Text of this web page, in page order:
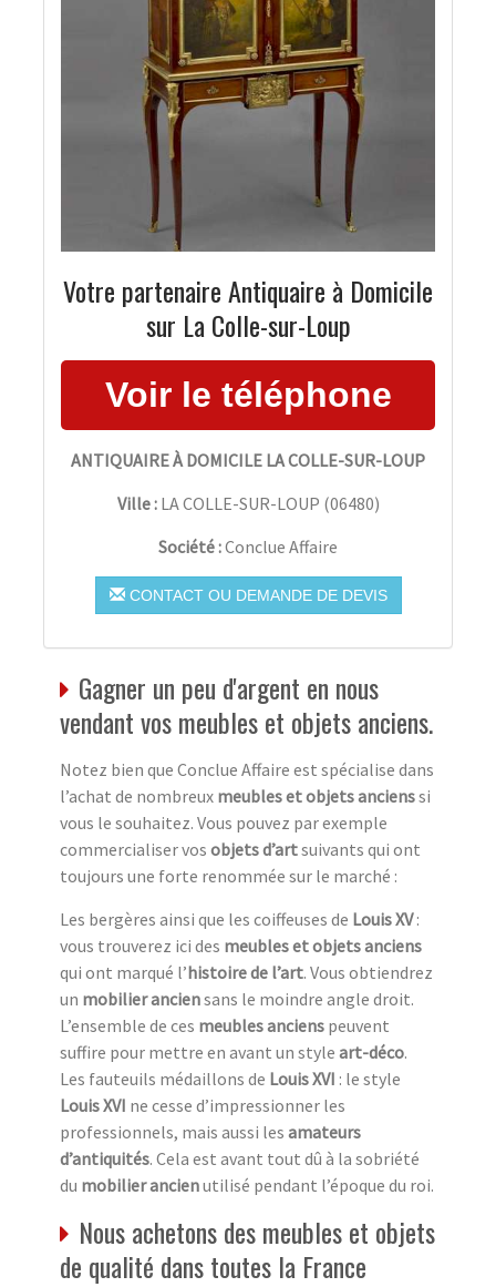
Votre partenaire Antiquaire à Domicile
sur La Colle-sur-Loup
ANTIQUAIRE À DOMICILE LA COLLE-SUR-LOUP
Ville : LA COLLE-SUR-LOUP (06480)
Société :Conclue Affaire
CONTACT OU DEMANDE DE DEVIS
Gagner un peu d'argent en nous
vendant vos meubles et objets anciens.
Notez bien que Conclue Affaire est spécialise dans
l’achat de nombreux meubles et objets ancienssi
vous le souhaitez. Vous pouvez par exemple
commercialiser vos objets d’artsuivants qui ont
toujours une forte renommée sur le marché :
Les bergères ainsi que les coiffeuses de Louis XV:
vous trouverez ici des meubles et objets anciens
qui ont marqué l’histoire de l’art. Vous obtiendrez
un mobilier anciensans le moindre angle droit.
L’ensemble de ces meubles anciens peuvent
suffire pour mettre en avant un style art-déco.
Les fauteuils médaillons de Louis XVI : le style
Louis XVI ne cesse d’impressionner les
professionnels, mais aussi les amateurs
d’antiquités. Cela est avant tout dû à la sobriété
du mobilier ancienutilisé pendant l’époque du roi.
Nous achetons des meubles et objets
de qualité dans toutes la France